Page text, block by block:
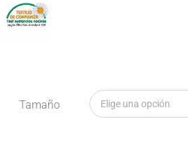
Tamaño